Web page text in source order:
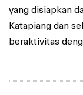
yang disiapkan
Katapiang dan
beraktivitas